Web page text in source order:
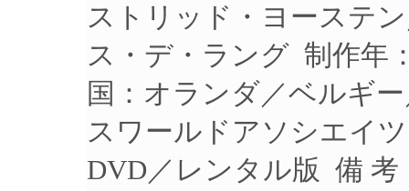
ストリッド・ヨーステ
ス・デ・ラング 制作
国：オランダ／ベルギ
スワールドアソシエイ
DVD／レンタル版 備 考